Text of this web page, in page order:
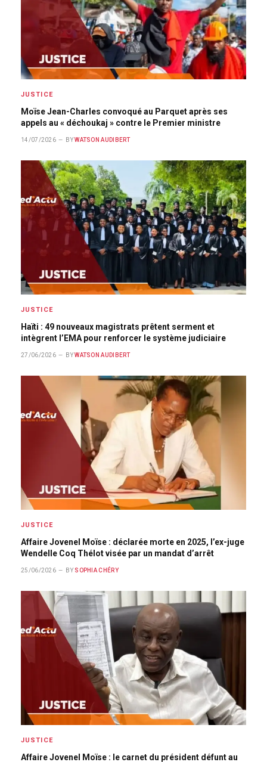
JUSTICE
Moïse Jean-Charles convoqué au Parquet après ses
appels au « déchoukaj » contre le Premier ministre
14/07/2026 BY WATSON AUDIBERT
JUSTICE
Haïti : 49 nouveaux magistrats prêtent serment et
intègrent l’EMA pour renforcer le système judiciaire
27/06/2026 BY WATSON AUDIBERT
JUSTICE
Affaire Jovenel Moïse : déclarée morte en 2025, l’ex-juge
Wendelle Coq Thélot visée par un mandat d’arrêt
25/06/2026 BY SOPHIA CHÉRY
JUSTICE
Affaire Jovenel Moïse : le carnet du président défunt au